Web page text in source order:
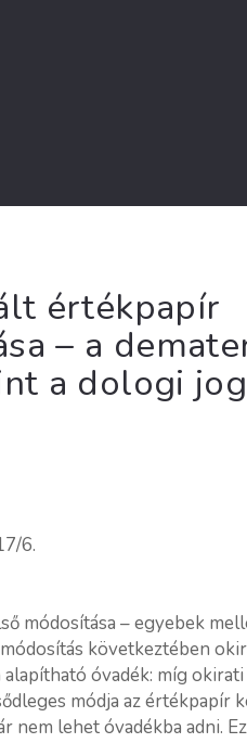
értékpapír
– a
a dologi
6.
módosítása – egyebek
következtében
óvadék: míg
módja az értékpapír
nem lehet óvadékba adni.